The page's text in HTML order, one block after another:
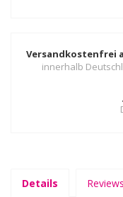
Versandkostenfrei
innerhalb
Details Reviews